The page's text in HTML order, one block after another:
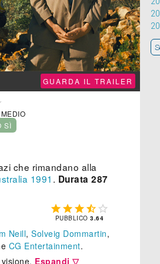
GUARDA IL TRAILER
SÌ
che rimandano alla
1991 . Durata 287
    
PUBBLICO3.64
Neill, Solveig Dommartin,
CG Entertainment.
Espandi ▽